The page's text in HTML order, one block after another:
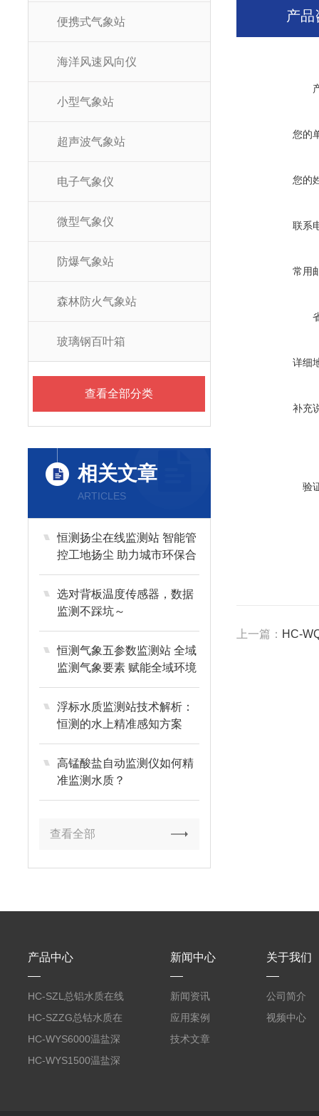
便携式气象站
海洋风速风向仪
小型气象站
超声波气象站
电子气象仪
微型气象仪
防爆气象站
森林防火气象站
玻璃钢百叶箱
查看全部分类
相关文章
ARTICLES
恒测扬尘在线监测站 智能管
控工地扬尘 助力城市环保合
规
选对背板温度传感器，数据
监测不踩坑～
恒测气象五参数监测站 全域
监测气象要素 赋能全域环境
精细化管控
浮标水质监测站技术解析：
恒测的水上精准感知方案
高锰酸盐自动监测仪如何精
准监测水质？
查看全部
产品
您的
您的
联系
常用
详细
补充
验
上一篇： HC-
产品中心
HC-SZL总铝水质在线
分析仪
HC-SZZG总钴水质在
线分析仪
HC-WYS6000温盐深
分析仪
HC-WYS1500温盐深
新闻中心
新闻资讯
应用案例
技术文章
关于我们
公司简介
视频中心